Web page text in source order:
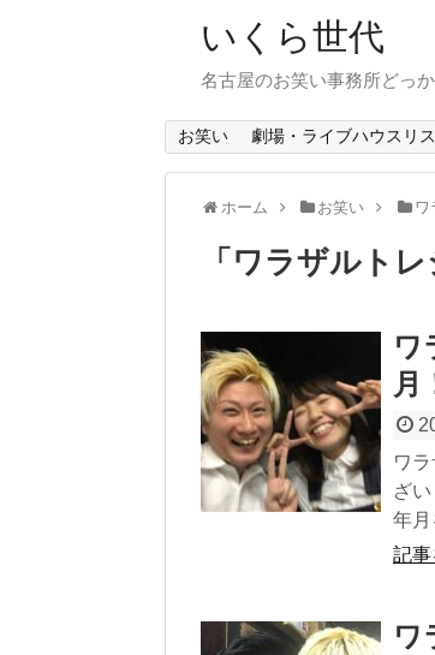
いくら世代
名古屋のお笑い事務所どっ
お笑い 劇場・ライブハウスリ
ホーム お笑い ワ
「 ワラザルト
ワ
月
ワ
ざ
年月
記事
ワ